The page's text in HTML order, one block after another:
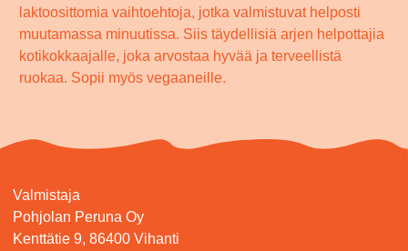
laktoosittomia vaihtoehtoja, jotka valmistuvat helposti
muutamassa minuutissa. Siis täydellisiä arjen helpottajia
kotikokkaajalle, joka arvostaa hyvää ja terveellistä
ruokaa. Sopii myös vegaaneille.
Valmistaja
Pohjolan Peruna Oy
Kenttätie 9, 86400 Vihanti